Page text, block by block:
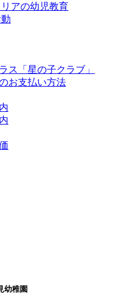
アの幼児教育
ス「星の子クラブ」
お支払い方法
幼稚園